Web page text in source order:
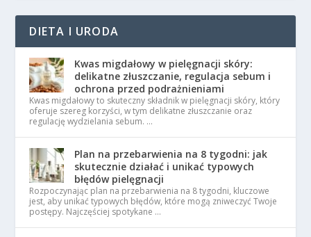
DIETA I URODA
Kwas migdałowy w pielęgnacji skóry:
delikatne złuszczanie, regulacja sebum i
ochrona przed podrażnieniami
Kwas migdałowy to skuteczny składnik w pielęgnacji skóry, który
oferuje szereg korzyści, w tym delikatne złuszczanie oraz
regulację wydzielania sebum. …
Plan na przebarwienia na 8 tygodni: jak
skutecznie działać i unikać typowych
błędów pielęgnacji
Rozpoczynając plan na przebarwienia na 8 tygodni, kluczowe
jest, aby unikać typowych błędów, które mogą zniweczyć Twoje
postępy. Najczęściej spotykane …